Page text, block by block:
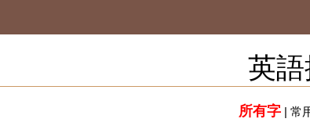
英
所有字| 常